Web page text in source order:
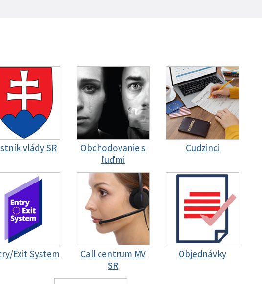
vlády SR
Obchodovanie s
ľuďmi
Cudzinci
Exit System
Call centrum MV
SR
Objednávky